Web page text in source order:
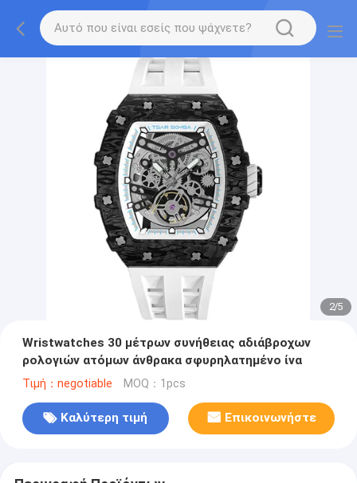
2/5
Wristwatches 30 μέτρων συνήθειας αδιάβροχων
ρολογιών ατόμων άνθρακα σφυρηλατημένο ίνα
Τιμή：negotiable MOQ：1pcs
Καλύτερη τιμή Επικοινωνήστε